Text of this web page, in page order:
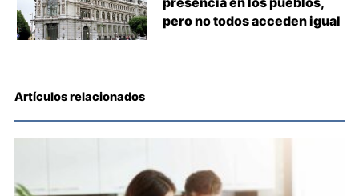
pero no todos acceden igual
Artículos relacionados